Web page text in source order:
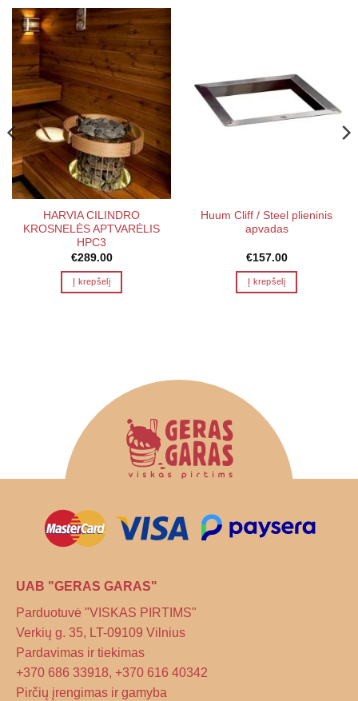
HARVIA CILINDRO
KROSNELĖS APTVARĖLIS
HPC3
€289.00
Į krepšelį
Huum Cliff / Steel plieninis
apvadas
€157.00
Į krepšelį
UAB "GERAS GARAS"
Parduotuvė "VISKAS PIRTIMS"
Verkių g. 35, LT-09109 Vilnius
Pardavimas ir tiekimas
+370 686 33918, +370 616 40342
Pirčių įrengimas ir gamyba